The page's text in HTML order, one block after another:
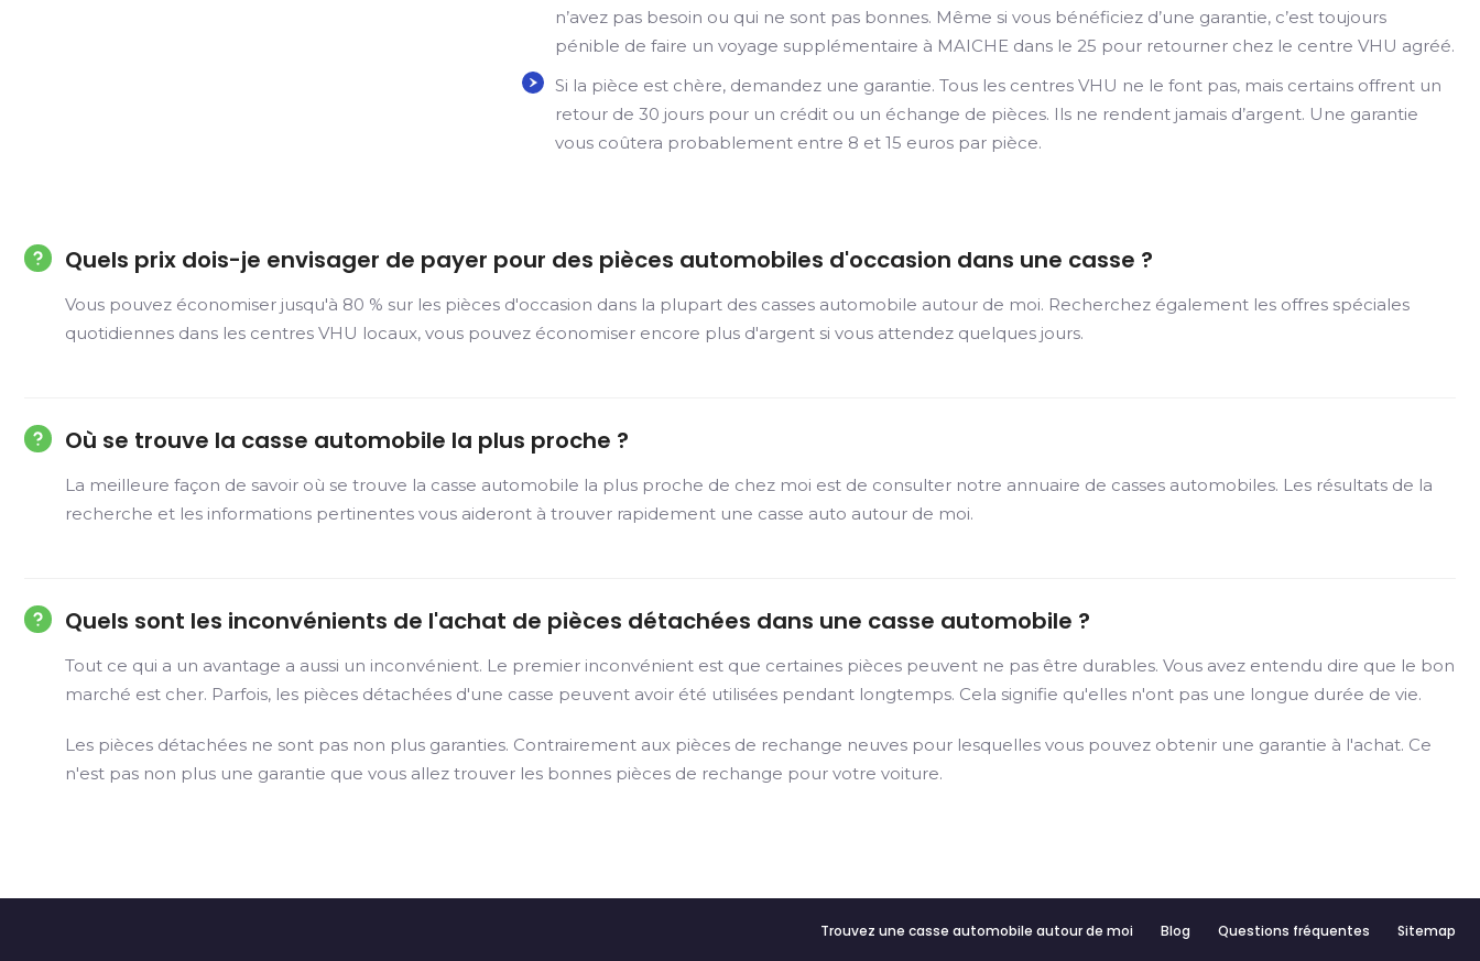
n’avez pas besoin ou qui ne sont pas bonnes. Même si vous bénéficiez d’une garantie, c’est toujours
pénible de faire un voyage supplémentaire à MAICHE dans le 25 pour retourner chez le centre VHU agréé.
Si la pièce est chère, demandez une garantie. Tous les centres VHU ne le font pas, mais certains offrent un
retour de 30 jours pour un crédit ou un échange de pièces. Ils ne rendent jamais d’argent. Une garantie
vous coûtera probablement entre 8 et 15 euros par pièce.
Quels prix dois-je envisager de payer pour des pièces automobiles d'occasion dans une casse ?
Vous pouvez économiser jusqu'à 80 % sur les pièces d'occasion dans la plupart des casses automobile autour de moi. Recherchez également les offres spéciales
quotidiennes dans les centres VHU locaux, vous pouvez économiser encore plus d'argent si vous attendez quelques jours.
Où se trouve la casse automobile la plus proche ?
La meilleure façon de savoir où se trouve la casse automobile la plus proche de chez moi est de consulter notre annuaire de casses automobiles. Les résultats de la
recherche et les informations pertinentes vous aideront à trouver rapidement une casse auto autour de moi.
Quels sont les inconvénients de l'achat de pièces détachées dans une casse automobile ?
Tout ce qui a un avantage a aussi un inconvénient. Le premier inconvénient est que certaines pièces peuvent ne pas être durables. Vous avez entendu dire que le bon
marché est cher. Parfois, les pièces détachées d'une casse peuvent avoir été utilisées pendant longtemps. Cela signifie qu'elles n'ont pas une longue durée de vie.
Les pièces détachées ne sont pas non plus garanties. Contrairement aux pièces de rechange neuves pour lesquelles vous pouvez obtenir une garantie à l'achat. Ce
n'est pas non plus une garantie que vous allez trouver les bonnes pièces de rechange pour votre voiture.
Trouvez une casse automobile autour de moi Blog Questions fréquentes Sitemap